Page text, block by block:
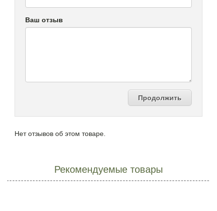
Ваш отзыв
Продолжить
Нет отзывов об этом товаре.
Рекомендуемые товары